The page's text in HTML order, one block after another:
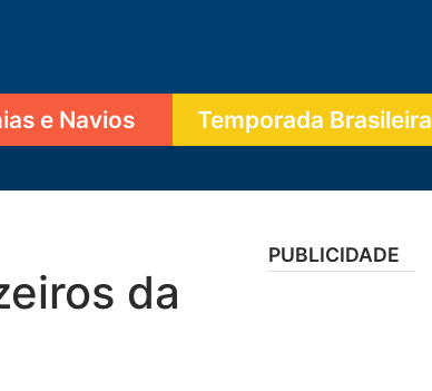
e Navios Temporada Brasileira
da
PUBLICIDADE